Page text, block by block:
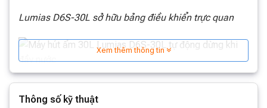
Lumias D6S-30L sở hữu bảng điều khiển trực quan
Máy hút ẩm kiêm lọc không khí 30L Lumias D6S-30L
tự động dừng khi đầy nước
Xem thêm thông tin
Thông số kỹ thuật